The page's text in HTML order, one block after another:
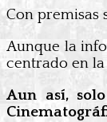
Con premisas
Aunque la
centrado en
Aun así,